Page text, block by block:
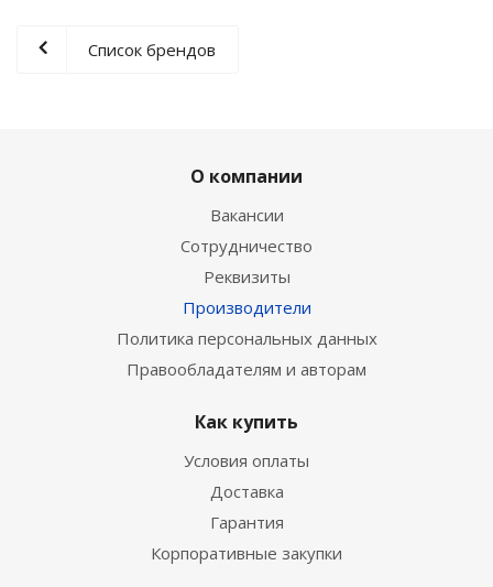
Список брендов
О компании
Вакансии
Сотрудничество
Реквизиты
Производители
Политика персональных данных
Правообладателям и авторам
Как купить
Условия оплаты
Доставка
Гарантия
Корпоративные закупки